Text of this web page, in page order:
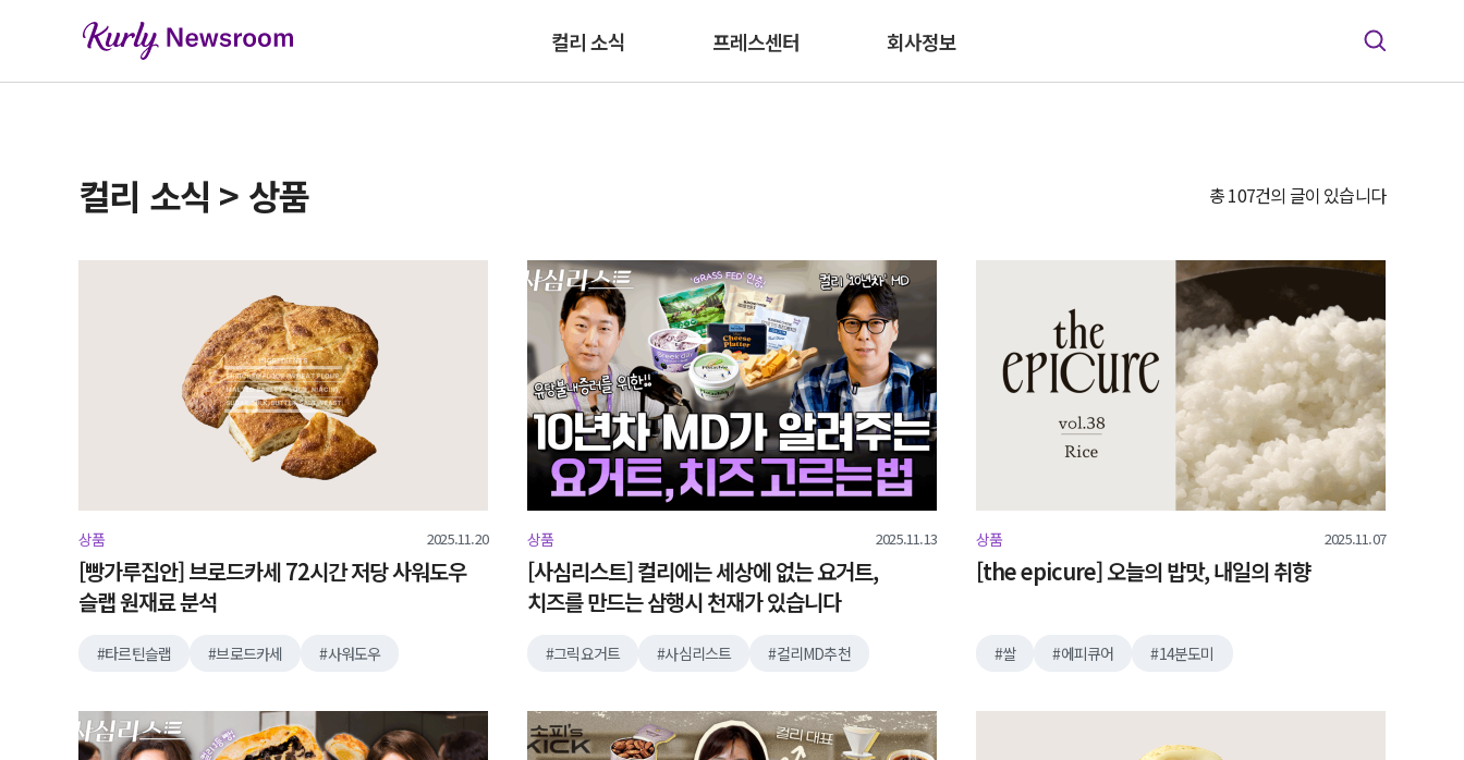
컬리 소식 프레스센터 회사정보
컬리 소식 > 상품 총 107건의 글이 있습니다
상품 2025.11.20
[빵가루집안] 브로드카세 72시간 저당 사워도우
슬랩 원재료 분석
타르틴슬랩 브로드카세 사워도우
상품 2025.11.13
[사심리스트] 컬리에는 세상에 없는 요거트,
치즈를 만드는 삼행시 천재가 있습니다
그릭요거트 사심리스트 컬리MD추천
상품 2025.11.07
[the epicure] 오늘의 밥맛, 내일의 취향
쌀 에피큐어 14분도미